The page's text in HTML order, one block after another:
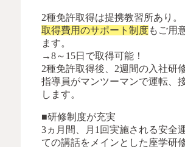
2種免許取得は提携教習所あり。
取得費用のサポート制度もご用
ます。
→8～15日で取得可能！
2種免許取得後、2週間の入社研
指導員がマンツーマンで運転、
します。
■研修制度が充実
3ヵ月間、月1回実施される安全
ての講話をメインとした座学研